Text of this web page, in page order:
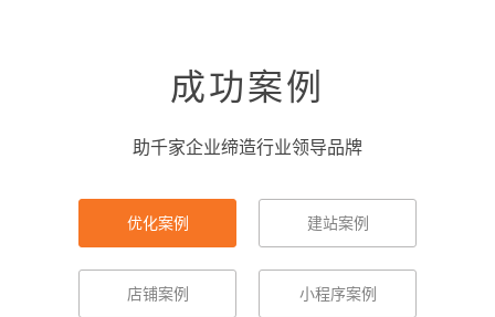
成功案例
助千家企业缔造行业领导品牌
优化案例 建站案例
店铺案例 小程序案例